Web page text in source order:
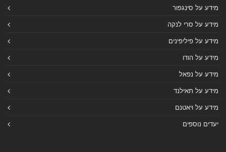
מידע על סינגפור
מידע על סרי לנקה
מידע על פיליפינים
מידע על הודו
מידע על נפאל
מידע על תאילנד
מידע על ויאטנם
יעדים נוספים